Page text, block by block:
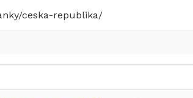
ceska-republika/